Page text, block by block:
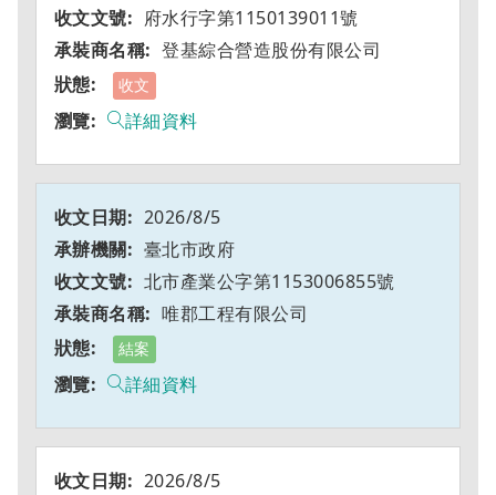
府水行字第1150139011號
登基綜合營造股份有限公司
收文
詳細資料
2026/8/5
臺北市政府
北市產業公字第1153006855號
唯郡工程有限公司
結案
詳細資料
2026/8/5